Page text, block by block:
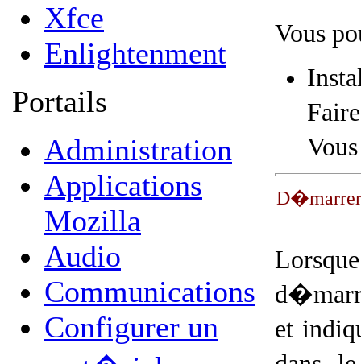
Xfce
Enlightenment
Portails
Administration
Applications
Mozilla
Audio
Communications
Configurer un
Vous
D�marrer
et